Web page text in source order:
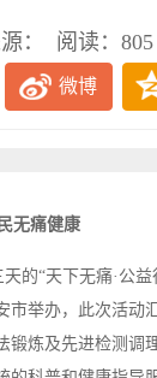
： 阅读：805
微博
无痛健康
的“天下无痛·公
市举办，此次活动
锻炼及先进检测调